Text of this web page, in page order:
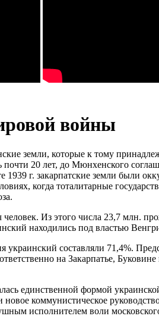
войны
земли, которые к тому
20 лет, до Мюнхенского
1939 г. закарпатские земли были
когда тоталитарные
Из этого числа 23,7
находились под властью
украинский составляли 71,4%.
на Закарпатье,
единственной формой
коммунистическое
исполнителем воли